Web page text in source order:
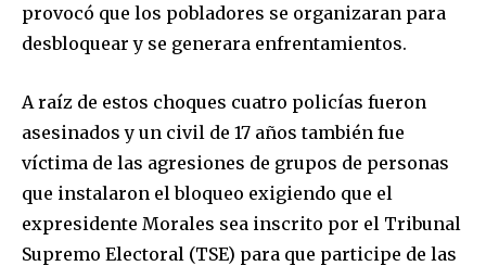
provocó que los pobladores se organizaran para
desbloquear y se generara enfrentamientos.
A raíz de estos choques cuatro policías fueron
asesinados y un civil de 17 años también fue
víctima de las agresiones de grupos de personas
que instalaron el bloqueo exigiendo que el
expresidente Morales sea inscrito por el Tribunal
Supremo Electoral (TSE) para que participe de las